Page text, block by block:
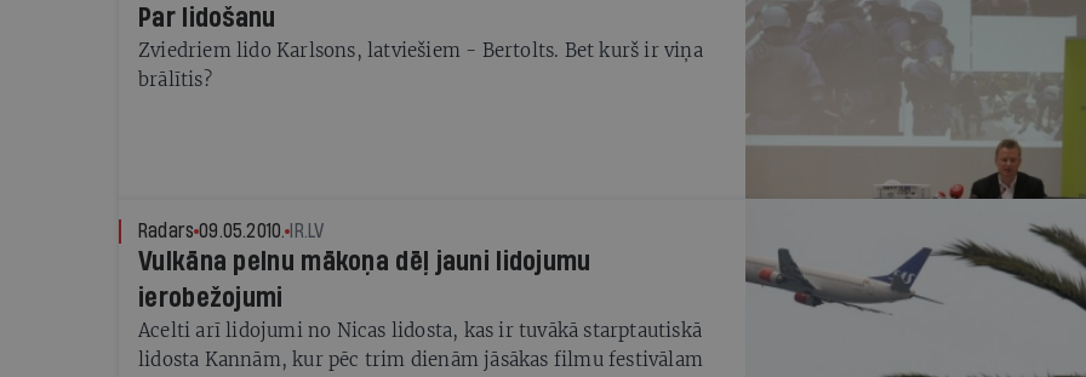
Par lidošanu
Zviedriem lido Karlsons, latviešiem - Bertolts. Bet kurš ir viņa
brālītis?
Radars 09.05.2010. IR.LV
Vulkāna pelnu mākoņa dēļ jauni lidojumu
ierobežojumi
Acelti arī lidojumi no Nicas lidosta, kas ir tuvākā starptautiskā
lidosta Kannām, kur pēc trim dienām jāsākas filmu festivālam